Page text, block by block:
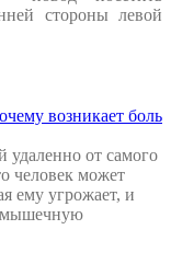
стороны левой
удаленно от самого
человек может
ему угрожает, и
мышечную